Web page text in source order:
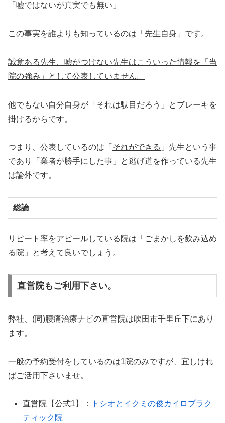
「嘘ではないが真実でも無い」
この事実を誰よりも知っているのは「先生自身」です。
誠意ある先生、嘘がつけない先生はこういった情報を「当
院の強み」として公表していません。
他でもない自分自身が「それは駄目だろう」とブレーキを
掛けるからです。
つまり、公表しているのは「 それができる 」先生という事
であり「業者が勝手にした事」と逃げ道を作っている先生
は論外です。
総論
リピート率をアピールしている院は「ごまかしを飲み込め
る院」と考えて良いでしょう。
直営院もご利用下さい。
弊社、(同)腰痛治療ナビの直営院は吹田市千里丘下にあり
ます。
一般の予約受付をしているのは1院のみですが、宜しけれ
ばご活用下さいませ。
直営院【公式1】：
トシオとイクミの俊カイロプラク
ティック院